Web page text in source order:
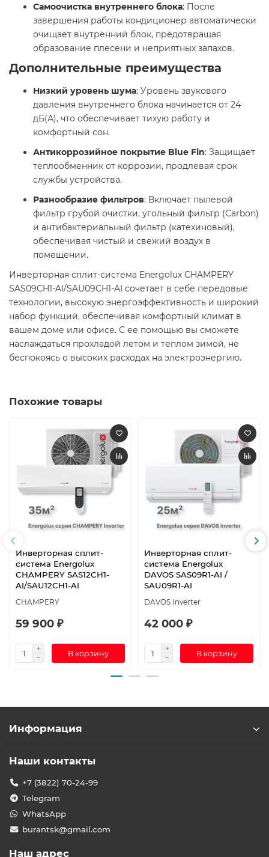
Самоочистка внутреннего блока: После
завершения работы кондиционер автоматически
очищает внутренний блок, предотвращая
образование плесени и неприятных запахов.​
Дополнительные преимущества
Низкий уровень шума: Уровень звукового
давления внутреннего блока начинается от 24
дБ(А), что обеспечивает тихую работу и
комфортный сон.​
Антикоррозийное покрытие Blue Fin: Защищает
теплообменник от коррозии, продлевая срок
службы устройства.​
Разнообразие фильтров: Включает пылевой
фильтр грубой очистки, угольный фильтр (Carbon)
и антибактериальный фильтр (катехиновый),
обеспечивая чистый и свежий воздух в
помещении.​
Инверторная сплит-система Energolux CHAMPERY
SAS09CH1-AI/SAU09CH1-AI сочетает в себе передовые
технологии, высокую энергоэффективность и широкий
набор функций, обеспечивая комфортный климат в
вашем доме или офисе. С ее помощью вы сможете
наслаждаться прохладой летом и теплом зимой, не
беспокоясь о высоких расходах на электроэнергию.​
Похожие товары
Инверторная сплит-
система Energolux
CHAMPERY SAS12CH1-
AI/SAU12CH1-AI
CHAMPERY
59 900 ₽
В корзину
Инверторная сплит-
система Energolux
DAVOS SAS09R1-AI /
SAU09R1-AI
DAVOS Inverter
42 000 ₽
В корзину
Информация
Наши контакты
+7 (3822) 70-24-99
Telegram
WhatsApp
burantsk@gmail.com
Наш адрес